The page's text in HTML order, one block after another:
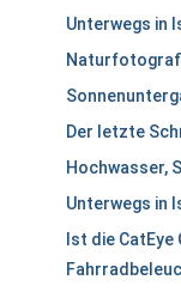
Unterwegs in
Der letzte
Hochwasser,
Unterwegs in
Ist die